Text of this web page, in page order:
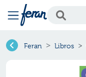
Feran Libros